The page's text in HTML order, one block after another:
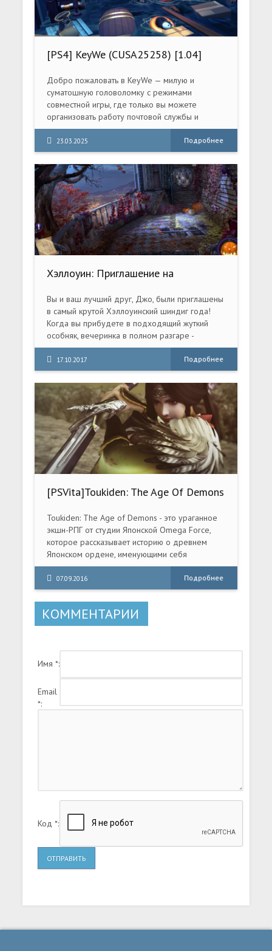
[PS4] KeyWe (CUSA25258) [1.04]
Добро пожаловать в KeyWe — милую и
суматошную головоломку с режимами
совместной игры, где только вы можете
организовать работу почтовой службы и
доставить письма во что бы то ни стало!
23.03.2025 Подробнее
Хэллоуин: Приглашение на
(2017) PC
Вы и ваш лучший друг, Джо, были приглашены
в самый крутой Хэллоуинский шиндиг года!
Когда вы прибудете в подходящий жуткий
особняк, вечеринка в полном разгаре -
зажигаются фонари, гости танцуют ...
17.10.2017 Подробнее
[PSVita]Toukiden: The Age Of Demons
[EUR/ENG]
Toukiden: The Age of Demons - это ураганное
экшн-РПГ от студии Японской Omega Force,
которое рассказывает историю о древнем
Японском ордене, именующими себя
Мононофу. Этот орден на протяжении долгих
почти 1000 лет защищают землю от нашествия
всевозможных демонических существ,
уберегают землян от истребления и
порабощения страшными чудовищами и
другого мира.
07.09.2016 Подробнее
КОММЕНТАРИИ
Имя *:
Email
*:
Код *:
ОТПРАВИТЬ